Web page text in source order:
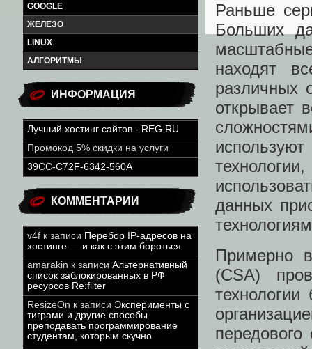
GOOGLE
ЖЕЛЕЗО
LINUX
АЛГОРИТМЫ
ИНФОРМАЦИЯ
Лучший хостинг сайтов - REG.RU
Промокод 5% скидки на услуги
39CC-C72F-6342-560A
КОММЕНТАРИИ
v4f к записи Перебор IP-адресов на
хостинге — и как с этим бороться
amarakin к записи Альтернативный
список заблокированных в РФ
ресурсов Re:filter
ResizeOn к записи Эксперименты с
тиграми и другие способы
преподавать программирование
студентам, которым скучно
Раньше
Больших
находят
различных
открывает
данных
Примерно
(CSA)